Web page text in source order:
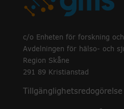
c/o Enheten för forskning
Avdelningen för hälso- och
Region Skåne
291 89 Kristianstad
Tillgänglighetsredogörelse